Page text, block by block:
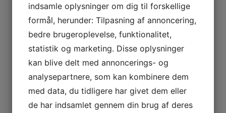
indsamle oplysninger om dig til forskellige
formål, herunder: Tilpasning af annoncering,
bedre brugeroplevelse, funktionalitet,
statistik og marketing. Disse oplysninger
kan blive delt med annoncerings- og
analysepartnere, som kan kombinere dem
med data, du tidligere har givet dem eller
de har indsamlet gennem din brug af deres